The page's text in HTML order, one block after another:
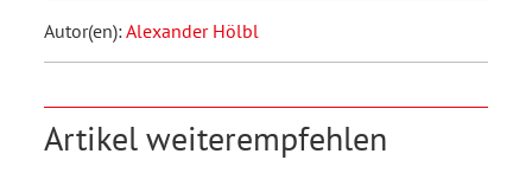
Autor(en):Alexander Hölbl
Artikel weiterempfehlen